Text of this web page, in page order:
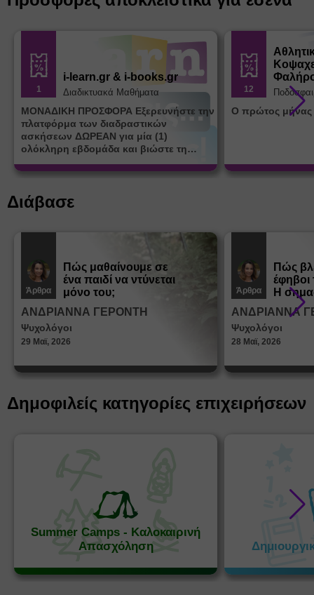
1
i-learn.gr & i-books.gr
Διαδικτυακά Μαθήματα
ΜΟΝΑΔΙΚΗ ΠΡΟΣΦΟΡΑ Εξερευνήστε την
πλατφόρμα των διαδραστικών
ασκήσεων ΔΩΡΕΑΝ για μία (1)
ολόκληρη εβδομάδα και βιώστε τη
learn.gr* * Αφορά νέες εγγραφές
12
Ο πρώτος
Διάβασε
Άρθρα
Πώς μαθαίνουμε σε
ένα παιδί να ντύνεται
μόνο του;
ΑΝΔΡΙΑΝΝΑ ΓΕΡΟΝΤΗ
Ψυχολόγοι
29 Μαϊ, 2026
Άρθρα
Πώς
Η
στη
ΑΝΔΡΙΑΝΝΑ
Ψυχολόγοι
28 Μαϊ, 2026
Δημοφιλείς κατηγορίες επιχειρήσεων
Summer Camps - Καλοκαιρινή
Απασχόληση